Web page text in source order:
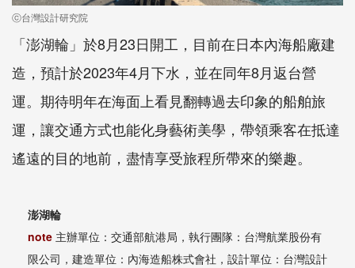
ⓒ台灣設計研究院
「澎湖輪」於8月23日開工，目前在日本內海船廠建
造，預計於2023年4月下水，並在同年8月返台營
運。期待明年在海面上看見翻轉過去印象的船舶旅
運，讓交通方式也能化身藝術美學，帶領乘客在抵達
遙遠的目的地前，盡情享受旅程所帶來的樂趣。
澎湖輪
note 主辦單位：交通部航港局，執行團隊：台灣航業股份有
限公司，建造單位：內海造船株式會社，設計單位：台灣設計